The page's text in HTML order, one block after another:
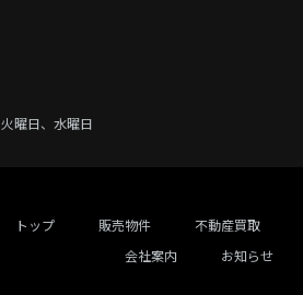
火曜日、水曜日
トップ 販売物件 不動産買取
会社案内
お知らせ